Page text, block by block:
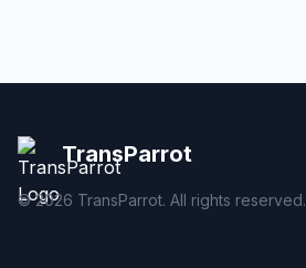
TransParrot
©2026 TransParrot. All rights reserved.